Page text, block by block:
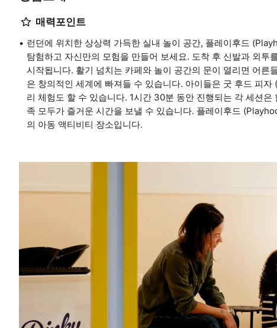
매력포인트
런던에 위치한 상상력 가득한 실내 놀이 공간, 플레이후드
탐험하고 자신만의 모험을 만들어 보세요. 도착 후 신발과 외투
시작됩니다. 활기 넘치는 카페와 놀이 공간의 문이 열리면 어른
은 창의적인 세계에 빠져들 수 있습니다. 아이들은 굿 후드 피
리 체험도 할 수 있습니다. 1시간 30분 동안 진행되는 각 세션
족 모두가 즐거운 시간을 보낼 수 있습니다. 플레이후드
의 아동 액티비티 장소입니다.